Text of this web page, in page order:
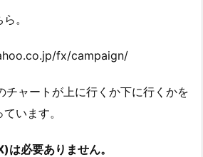
。
fx/campaign/
チャートが上に行くか下に行くかを
います。
必要ありません。